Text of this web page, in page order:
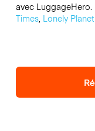
avec
Times, Lonely Planet